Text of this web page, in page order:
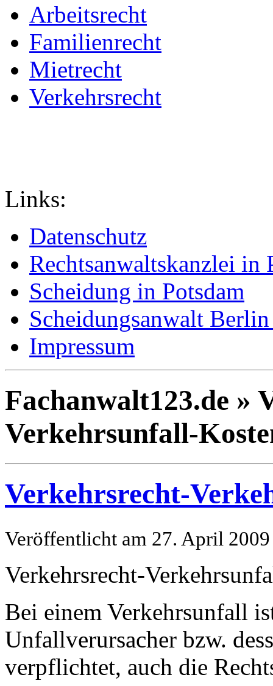
Arbeitsrecht
Familienrecht
Mietrecht
Verkehrsrecht
Links:
Datenschutz
Rechtsanwaltskanzlei in
Scheidung in Potsdam
Scheidungsanwalt
Impressum
Fachanwalt123.de »
Verkehrsunfall-
Verkehrsrecht-
Veröffentlicht am 27. April 2009
Verkehrsrecht-
Bei einem Verkehrsunfall
Unfallverursacher bzw.
verpflichtet, auch die